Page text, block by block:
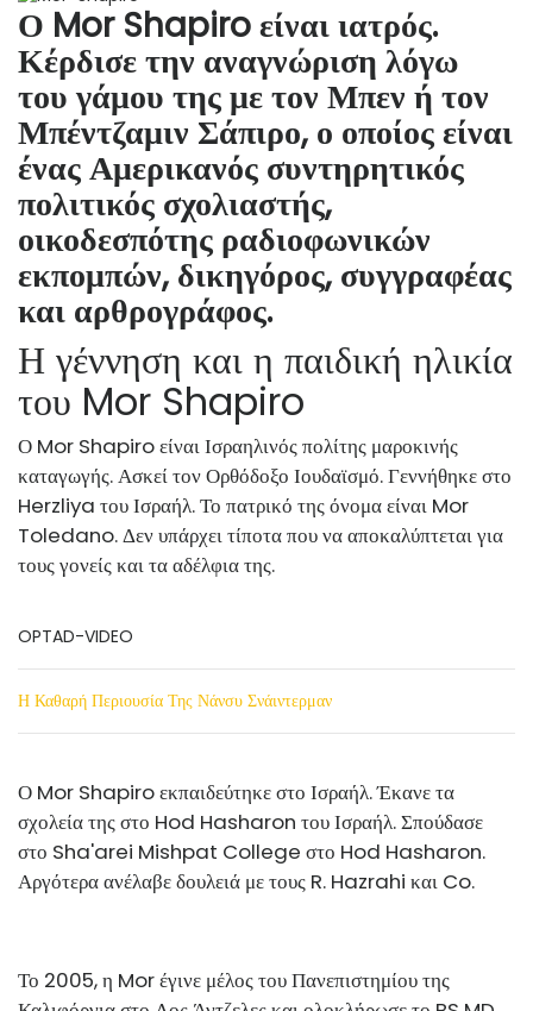
Ο Mor Shapiro είναι ιατρός.
Κέρδισε την αναγνώριση λόγω
του γάμου της με τον Μπεν ή τον
Μπέντζαμιν Σάπιρο, ο οποίος είναι
ένας Αμερικανός συντηρητικός
πολιτικός σχολιαστής,
οικοδεσπότης ραδιοφωνικών
εκπομπών, δικηγόρος, συγγραφέας
και αρθρογράφος.
Η γέννηση και η παιδική ηλικία
του Mor Shapiro
Ο Mor Shapiro είναι Ισραηλινός πολίτης μαροκινής
καταγωγής. Ασκεί τον Ορθόδοξο Ιουδαϊσμό. Γεννήθηκε στο
Herzliya του Ισραήλ. Το πατρικό της όνομα είναι Mor
Toledano. Δεν υπάρχει τίποτα που να αποκαλύπτεται για
τους γονείς και τα αδέλφια της.
OPTAD-VIDEO
Η Καθαρή Περιουσία Της Νάνσυ Σνάιντερμαν
Ο Mor Shapiro εκπαιδεύτηκε στο Ισραήλ. Έκανε τα
σχολεία της στο Hod Hasharon του Ισραήλ. Σπούδασε
στο Sha'arei Mishpat College στο Hod Hasharon.
Αργότερα ανέλαβε δουλειά με τους R. Hazrahi και Co.
Το 2005, η Mor έγινε μέλος του Πανεπιστημίου της